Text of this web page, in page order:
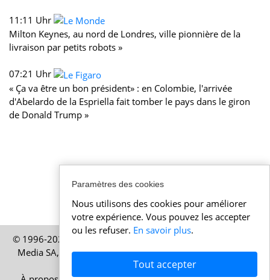
11:11 Uhr
Milton Keynes, au nord de Londres, ville pionnière de la
livraison par petits robots »
07:21 Uhr
« Ça va être un bon président» : en Colombie, l'arrivée
d'Abelardo de la Espriella fait tomber le pays dans le giron
de Donald Trump »
© 1996-2026 Actualitesuisse.be – Une publication de HELP
Media SA, société basée à Zurich, en Suisse – Tous droits
réservés
Paramètres des cookies
Nous utilisons des cookies pour améliorer
votre expérience. Vous pouvez les accepter
ou les refuser. En savoir plus.
Tout accepter